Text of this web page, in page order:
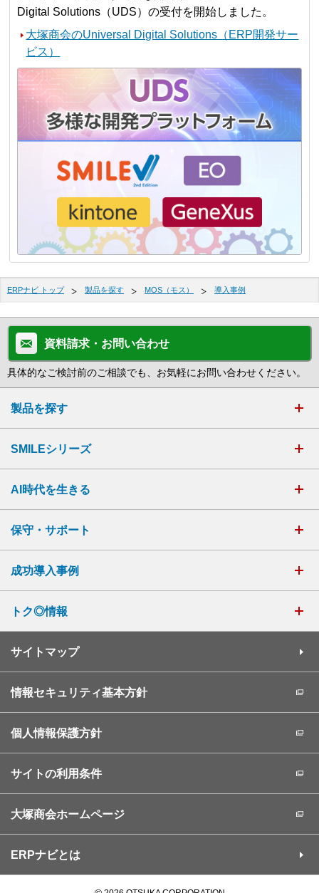
Digital Solutions（UDS）の受付を開始しました。
大塚商会のUniversal Digital Solutions（ERP開発サー
ビス）
ERPナビ トップ 製品を探す MOS（モス） 導入事例
資料請求・お問い合わせ
具体的なご検討前のご相談でも、お気軽にお問い合わせください。
製品を探す
SMILEシリーズ
AI時代を生きる
保守・サポート
成功導入事例
トク◎情報
サイトマップ
情報セキュリティ基本方針
個人情報保護方針
サイトの利用条件
大塚商会ホームページ
ERPナビとは